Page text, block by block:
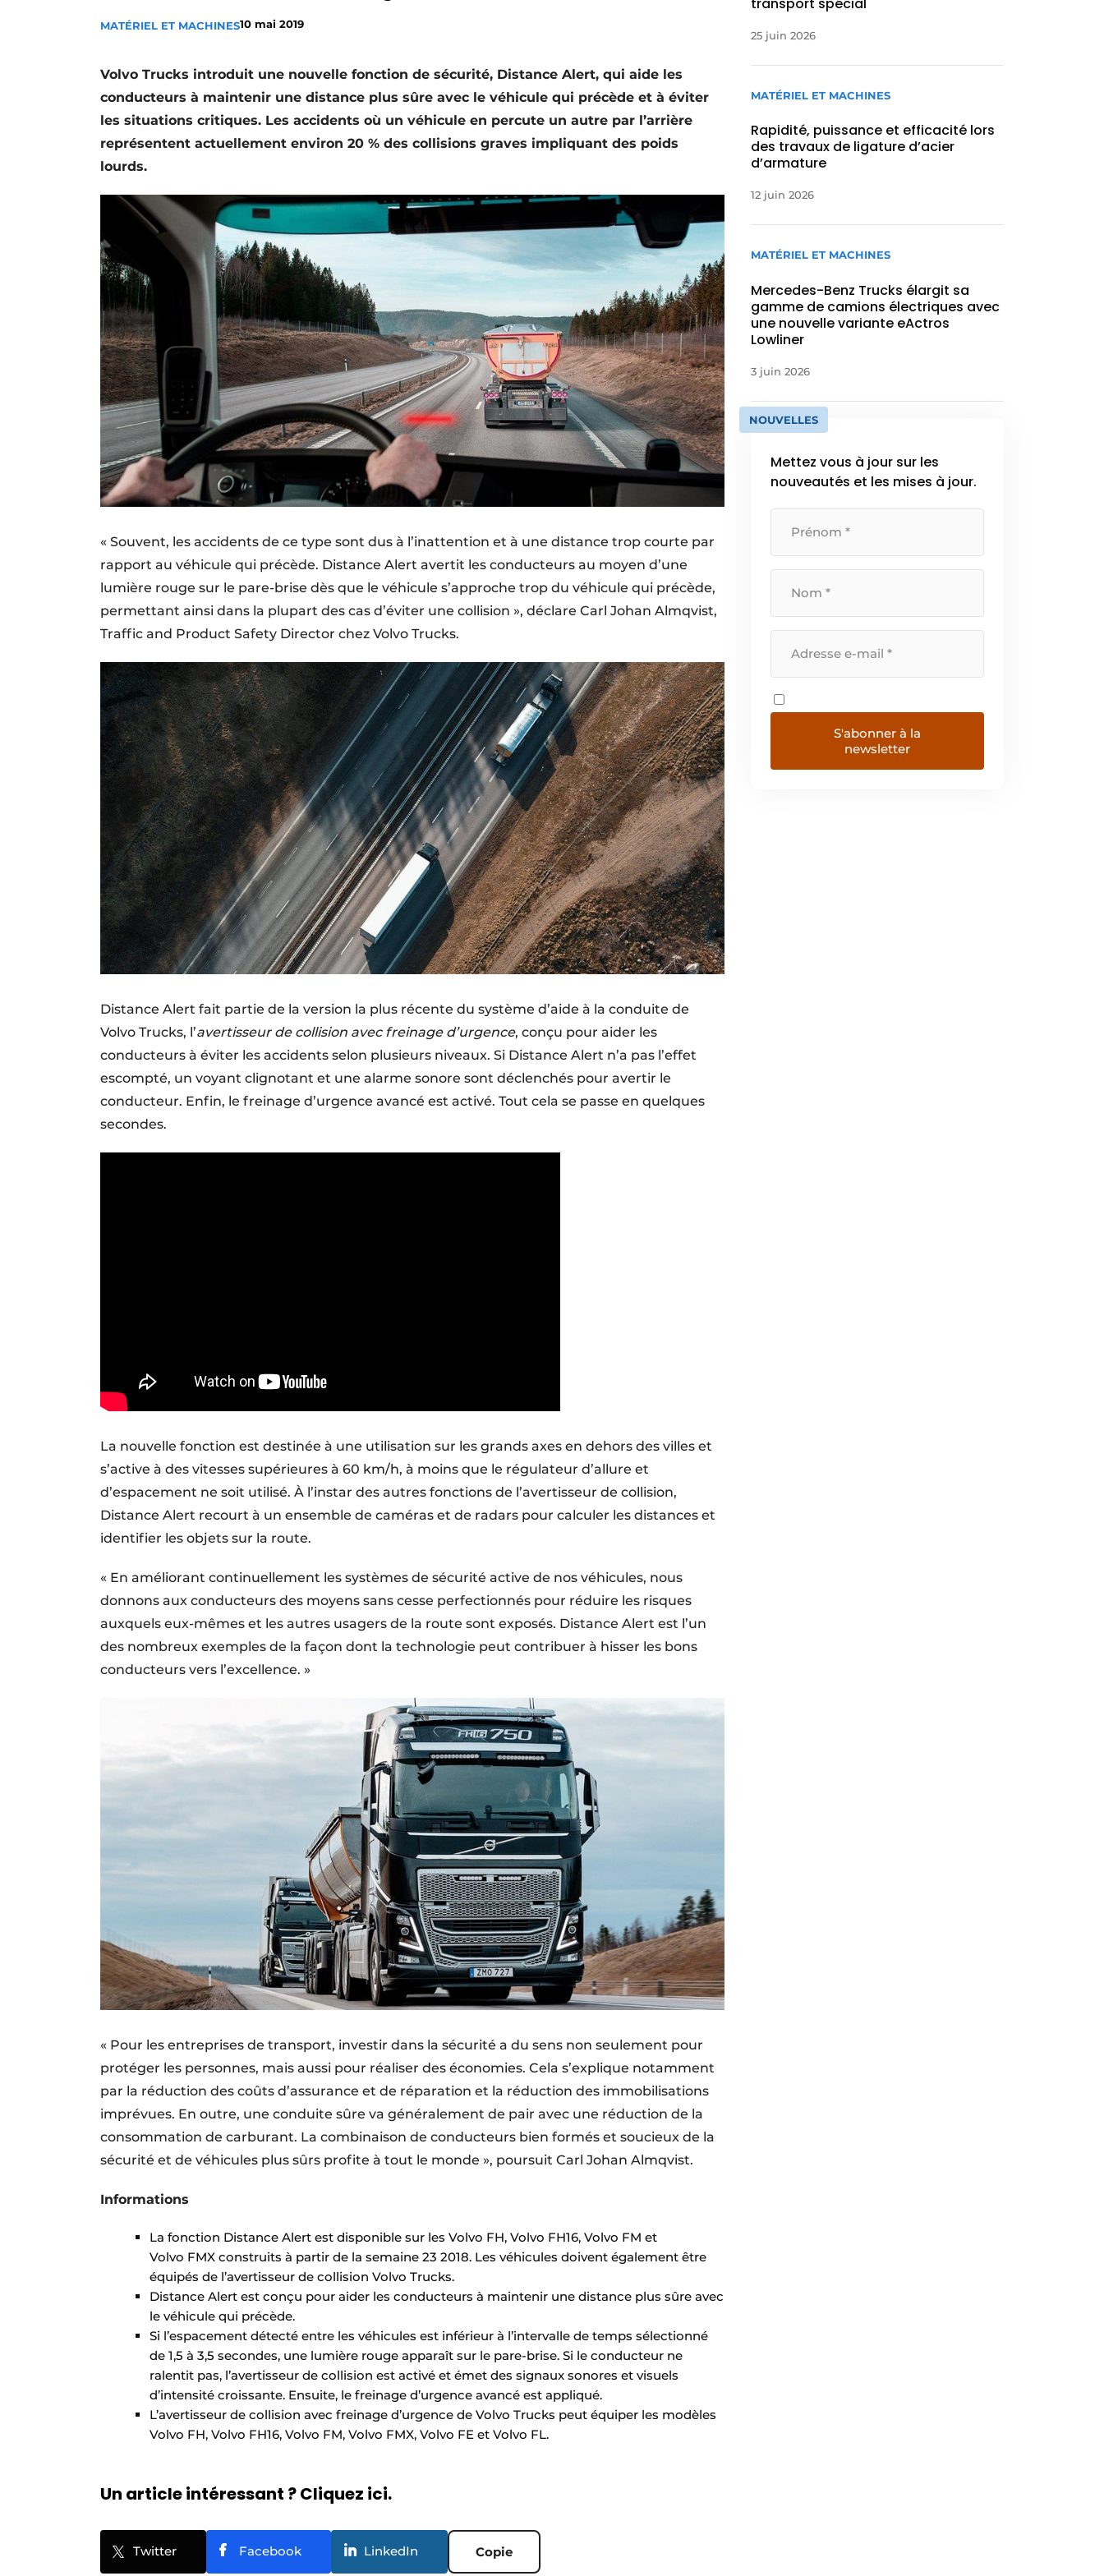
Termes et conditions
MATÉRIEL ET MACHINES10 mai 2019
Volvo Trucks introduit une nouvelle fonction de sécurité, Distance Alert, qui aide les
conducteurs à maintenir une distance plus sûre avec le véhicule qui précède et à éviter
les situations critiques. Les accidents où un véhicule en percute un autre par l’arrière
représentent actuellement environ 20 % des collisions graves impliquant des poids
lourds.
« Souvent, les accidents de ce type sont dus à l’inattention et à une distance trop courte par
rapport au véhicule qui précède. Distance Alert avertit les conducteurs au moyen d’une
lumière rouge sur le pare-brise dès que le véhicule s’approche trop du véhicule qui précède,
permettant ainsi dans la plupart des cas d’éviter une collision », déclare Carl Johan Almqvist,
Traffic and Product Safety Director chez Volvo Trucks.
Distance Alert fait partie de la version la plus récente du système d’aide à la conduite de
Volvo Trucks, l’avertisseur de collision avec freinage d’urgence, conçu pour aider les
conducteurs à éviter les accidents selon plusieurs niveaux. Si Distance Alert n’a pas l’effet
escompté, un voyant clignotant et une alarme sonore sont déclenchés pour avertir le
conducteur. Enfin, le freinage d’urgence avancé est activé. Tout cela se passe en quelques
secondes.
La nouvelle fonction est destinée à une utilisation sur les grands axes en dehors des villes et
s’active à des vitesses supérieures à 60 km/h, à moins que le régulateur d’allure et
d’espacement ne soit utilisé. À l’instar des autres fonctions de l’avertisseur de collision,
Distance Alert recourt à un ensemble de caméras et de radars pour calculer les distances et
identifier les objets sur la route.
« En améliorant continuellement les systèmes de sécurité active de nos véhicules, nous
donnons aux conducteurs des moyens sans cesse perfectionnés pour réduire les risques
auxquels eux-mêmes et les autres usagers de la route sont exposés. Distance Alert est l’un
des nombreux exemples de la façon dont la technologie peut contribuer à hisser les bons
conducteurs vers l’excellence. »
« Pour les entreprises de transport, investir dans la sécurité a du sens non seulement pour
protéger les personnes, mais aussi pour réaliser des économies. Cela s’explique notamment
par la réduction des coûts d’assurance et de réparation et la réduction des immobilisations
imprévues. En outre, une conduite sûre va généralement de pair avec une réduction de la
consommation de carburant. La combinaison de conducteurs bien formés et soucieux de la
sécurité et de véhicules plus sûrs profite à tout le monde », poursuit Carl Johan Almqvist.
Informations
La fonction Distance Alert est disponible sur les Volvo FH, Volvo FH16, Volvo FM et
Volvo FMX construits à partir de la semaine 23 2018. Les véhicules doivent également être
équipés de l’avertisseur de collision Volvo Trucks.
Distance Alert est conçu pour aider les conducteurs à maintenir une distance plus sûre avec
le véhicule qui précède.
Si l’espacement détecté entre les véhicules est inférieur à l’intervalle de temps sélectionné
de 1,5 à 3,5 secondes, une lumière rouge apparaît sur le pare-brise. Si le conducteur ne
ralentit pas, l’avertisseur de collision est activé et émet des signaux sonores et visuels
d’intensité croissante. Ensuite, le freinage d’urgence avancé est appliqué.
L’avertisseur de collision avec freinage d’urgence de Volvo Trucks peut équiper les modèles
Volvo FH, Volvo FH16, Volvo FM, Volvo FMX, Volvo FE et Volvo FL.
Un article intéressant ? Cliquez ici.
Twitter Facebook LinkedIn Copie
25 juin 2026
MATÉRIEL ET MACHINES
Rapidité, puissance et efficacité lors
des travaux de ligature d’acier
d’armature
12 juin 2026
MATÉRIEL ET MACHINES
Mercedes-Benz Trucks élargit sa
gamme de camions électriques avec
une nouvelle variante eActros
Lowliner
3 juin 2026
NOUVELLES
Mettez vous à jour sur les
nouveautés et les mises à jour.
S'abonner à la
newsletter